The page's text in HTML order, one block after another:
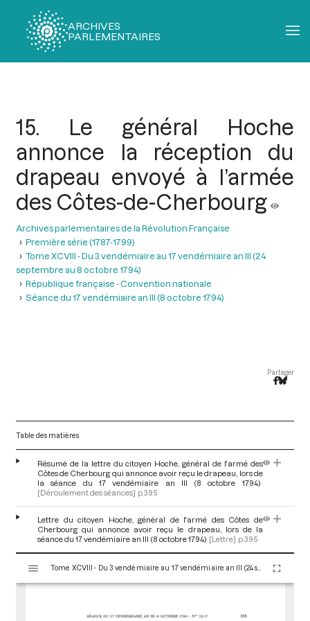
ARCHIVES
PARLEMENTAIRES
15. Le général Hoche
annonce la réception du
drapeau envoyé à l’armée
des Côtes-de-Cherbourg
Archives parlementaires de la Révolution Française
Première série (1787-1799)
Tome XCVIII - Du 3 vendémiaire au 17 vendémiaire an III (24
septembre au 8 octobre 1794)
République française - Convention nationale
Séance du 17 vendémiaire an III (8 octobre 1794)
Partager
Table des matières
Résumé de la lettre du citoyen Hoche, général de l'armé des
Côtes de Cherbourg qui annonce avoir reçu le drapeau, lors de
la séance du 17 vendémiaire an III (8 octobre 1794)
[Déroulement des séances] p.395
Lettre du citoyen Hoche, général de l'armé des Côtes de
Cherbourg qui annonce avoir reçu le drapeau, lors de la
séance du 17 vendémiaire an III (8 octobre 1794) [Lettre] p.395
s